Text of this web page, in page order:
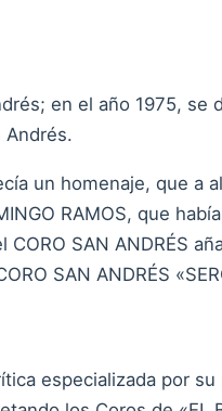
en el año 1975, se
Andrés.
un homenaje, que a
RAMOS, que
SAN ANDRÉS
SAN ANDRÉS
especializada por